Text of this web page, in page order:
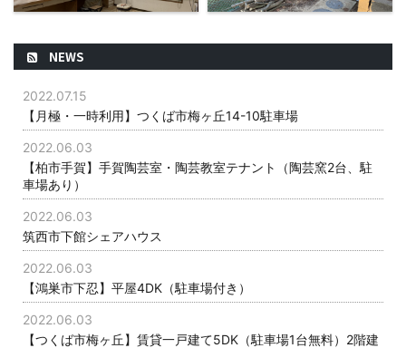
NEWS
2022.07.15
【月極・一時利用】つくば市梅ヶ丘14-10駐車場
2022.06.03
【柏市手賀】手賀陶芸室・陶芸教室テナント（陶芸窯2台、駐
車場あり）
2022.06.03
筑西市下館シェアハウス
2022.06.03
【鴻巣市下忍】平屋4DK（駐車場付き）
2022.06.03
【つくば市梅ヶ丘】賃貸一戸建て5DK（駐車場1台無料）2階建